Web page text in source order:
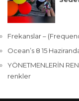
Frekanslar –
Ocean’s 8 15
YÖNETMENLERİN
renkler